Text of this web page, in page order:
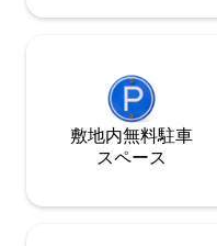
敷地内無料駐⁠車
ス⁠ペ⁠ー⁠ス